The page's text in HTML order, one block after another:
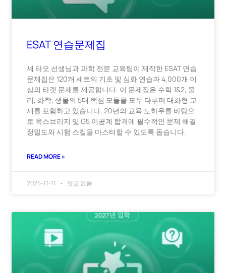
ESAT 연습문제집
셰 타오 선생님과 과학 전문 교육팀이 제작한 ESAT 연습
문제집은 120개 세트의 기초 및 심화 연습과 4,000개 이
상의 타겟 문제를 제공합니다. 이 문제집은 수학 1&2, 물
리, 화학, 생물의 5대 핵심 모듈을 모두 다루며 대화형 교
재를 포함하고 있습니다. 20년의 교육 노하우를 바탕으
로 옥스브리지 및 G5 이공계 합격에 필수적인 문제 해결
정밀도와 시험 스킬을 마스터할 수 있도록 돕습니다.
READ MORE »
2025-11-11 댓글 없음